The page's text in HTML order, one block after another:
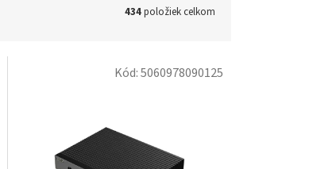
434položiek celkom
Kód:5060978090125